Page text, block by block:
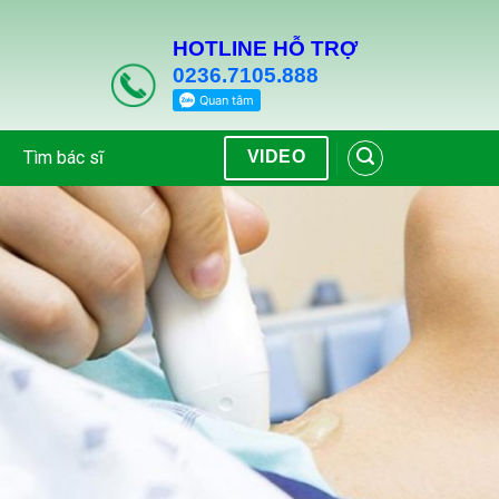
HOTLINE HỖ TRỢ
0236.7105.888
Tìm bác sĩ VIDEO